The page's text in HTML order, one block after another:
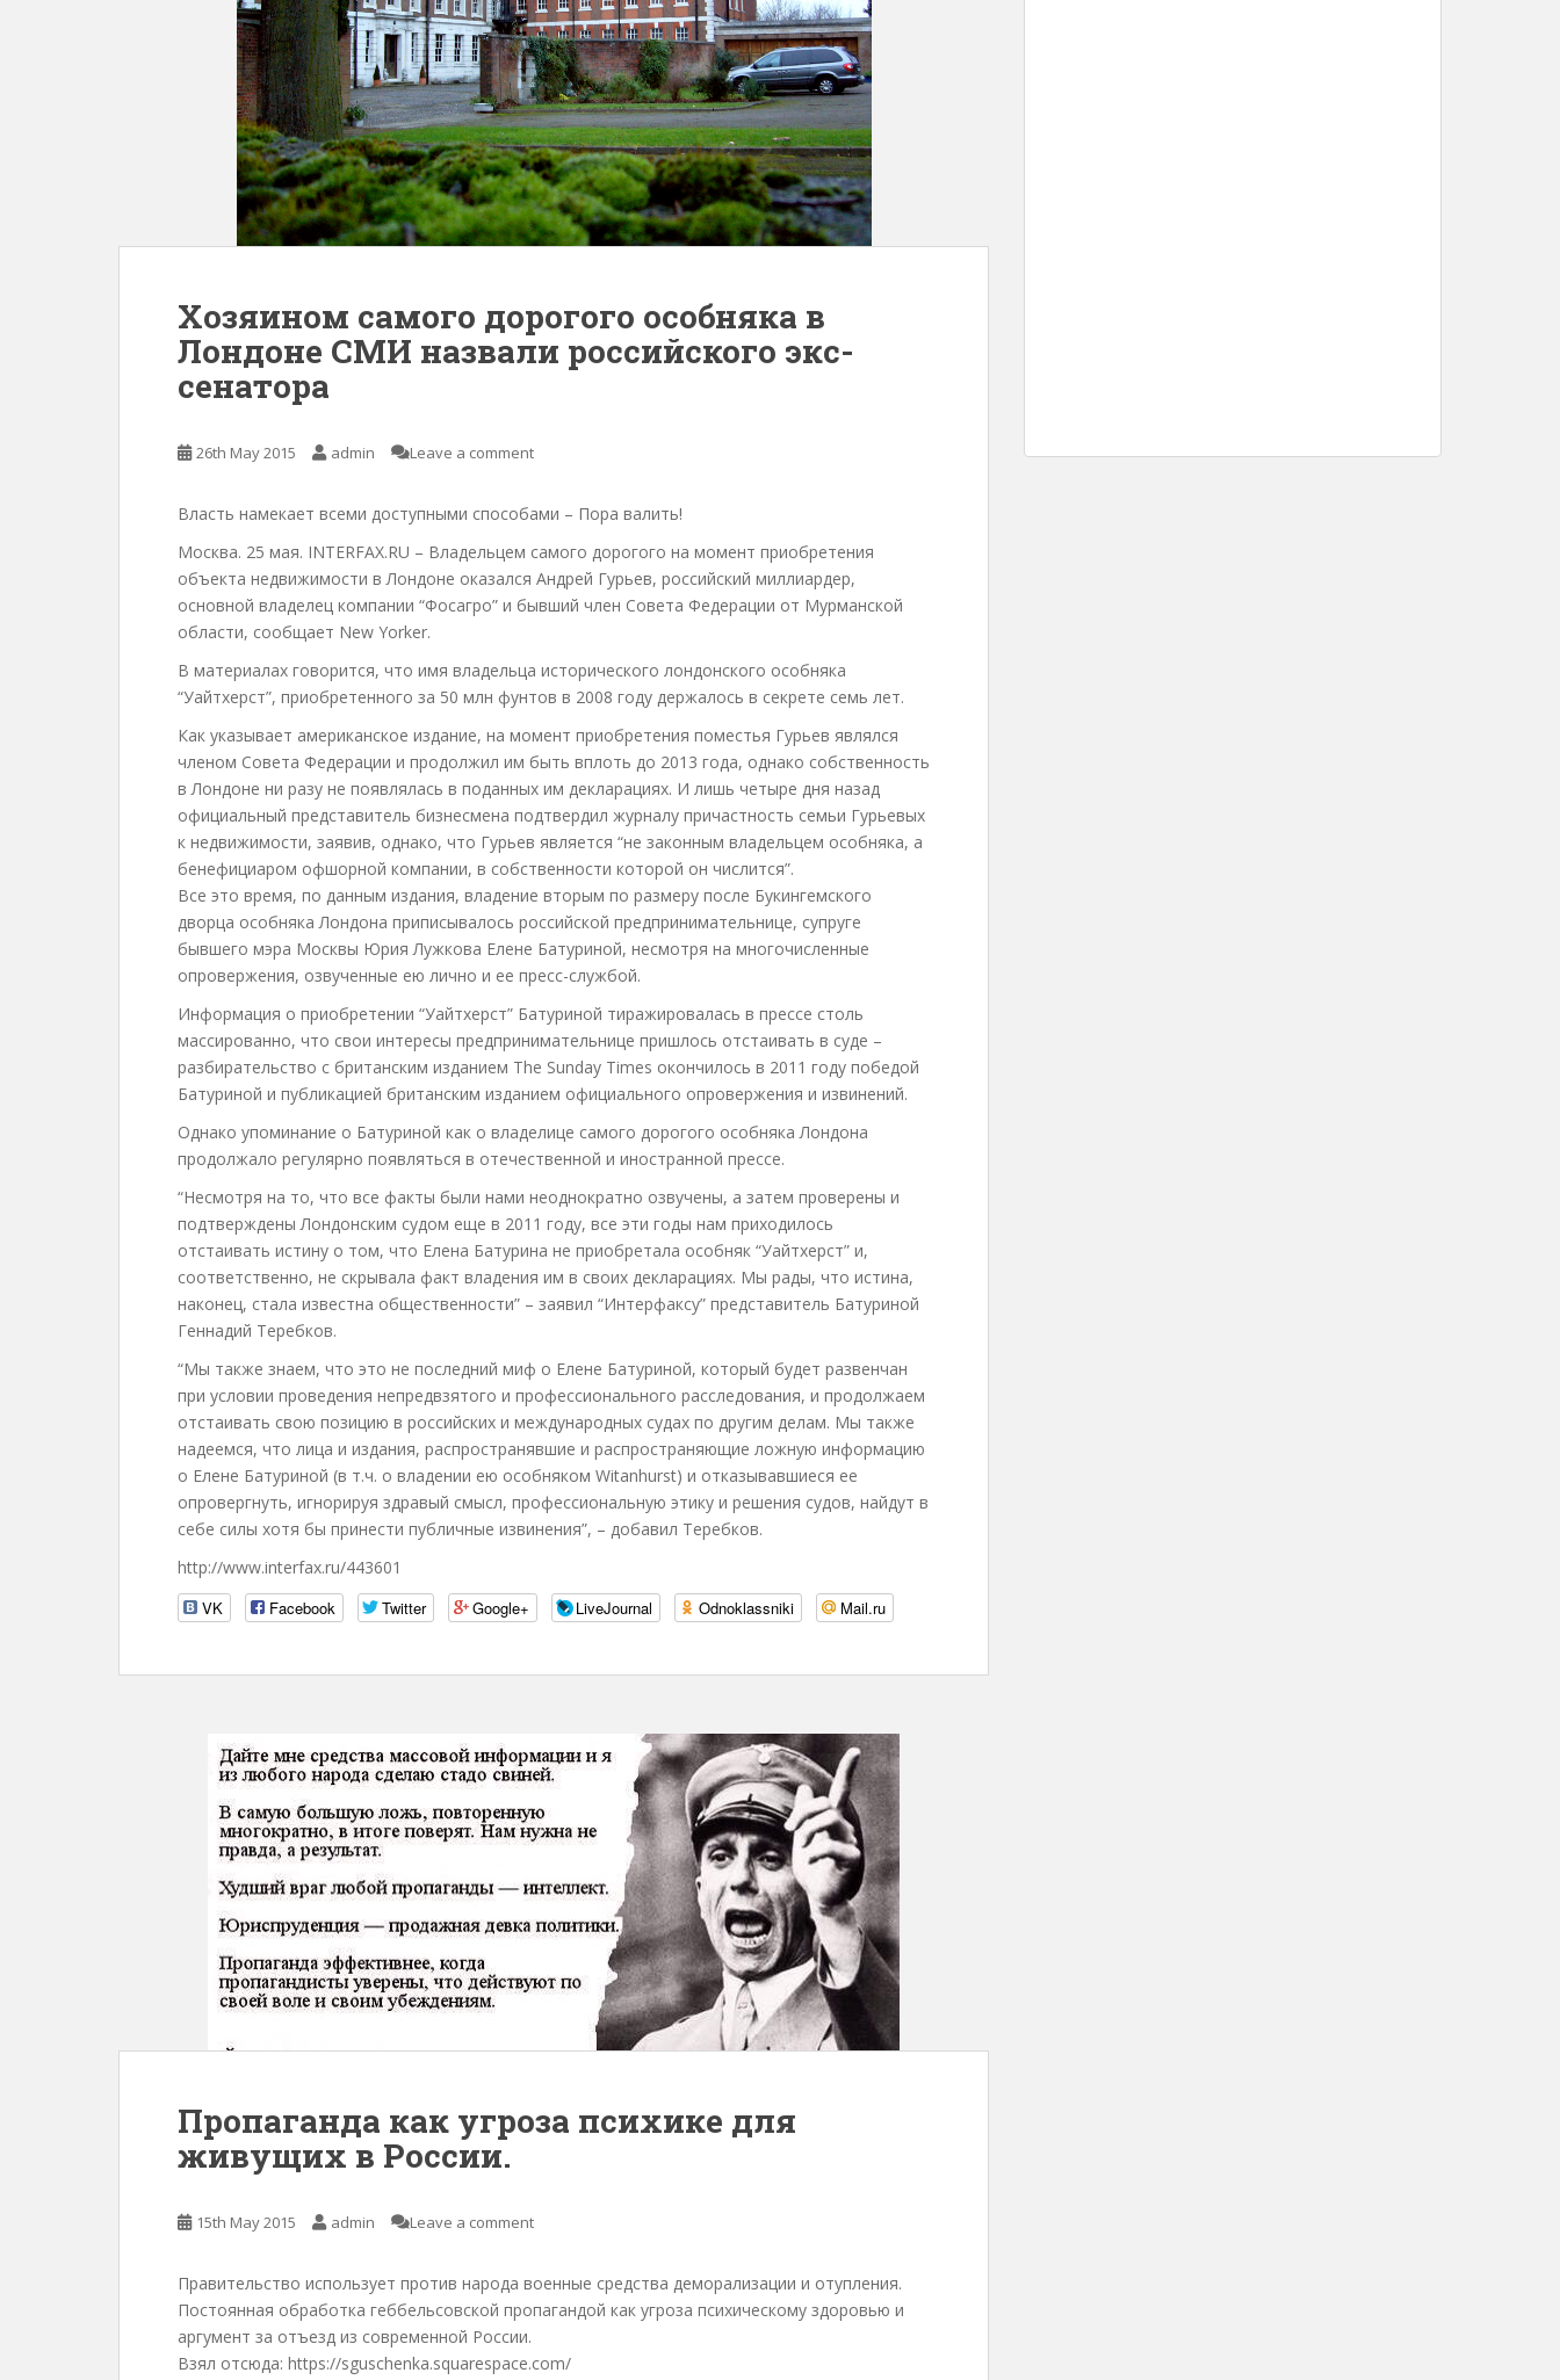
Хозяином самого дорогого особняка в
Лондоне СМИ назвали российского экс-
сенатора
26th May 2015 admin Leave a comment
Власть намекает всеми доступными способами – Пора валить!
Москва. 25 мая. INTERFAX.RU – Владельцем самого дорогого на момент приобретения
объекта недвижимости в Лондоне оказался Андрей Гурьев, российский миллиардер,
основной владелец компании “Фосагро” и бывший член Совета Федерации от Мурманской
области, сообщает New Yorker.
В материалах говорится, что имя владельца исторического лондонского особняка
“Уайтхерст”, приобретенного за 50 млн фунтов в 2008 году держалось в секрете семь лет.
Как указывает американское издание, на момент приобретения поместья Гурьев являлся
членом Совета Федерации и продолжил им быть вплоть до 2013 года, однако собственность
в Лондоне ни разу не появлялась в поданных им декларациях. И лишь четыре дня назад
официальный представитель бизнесмена подтвердил журналу причастность семьи Гурьевых
к недвижимости, заявив, однако, что Гурьев является “не законным владельцем особняка, а
бенефициаром офшорной компании, в собственности которой он числится”.
Все это время, по данным издания, владение вторым по размеру после Букингемского
дворца особняка Лондона приписывалось российской предпринимательнице, супруге
бывшего мэра Москвы Юрия Лужкова Елене Батуриной, несмотря на многочисленные
опровержения, озвученные ею лично и ее пресс-службой.
Информация о приобретении “Уайтхерст” Батуриной тиражировалась в прессе столь
массированно, что свои интересы предпринимательнице пришлось отстаивать в суде –
разбирательство с британским изданием The Sunday Times окончилось в 2011 году победой
Батуриной и публикацией британским изданием официального опровержения и извинений.
Однако упоминание о Батуриной как о владелице самого дорогого особняка Лондона
продолжало регулярно появляться в отечественной и иностранной прессе.
“Несмотря на то, что все факты были нами неоднократно озвучены, а затем проверены и
подтверждены Лондонским судом еще в 2011 году, все эти годы нам приходилось
отстаивать истину о том, что Елена Батурина не приобретала особняк “Уайтхерст” и,
соответственно, не скрывала факт владения им в своих декларациях. Мы рады, что истина,
наконец, стала известна общественности” – заявил “Интерфаксу” представитель Батуриной
Геннадий Теребков.
“Мы также знаем, что это не последний миф о Елене Батуриной, который будет развенчан
при условии проведения непредвзятого и профессионального расследования, и продолжаем
отстаивать свою позицию в российских и международных судах по другим делам. Мы также
надеемся, что лица и издания, распространявшие и распространяющие ложную информацию
о Елене Батуриной (в т.ч. о владении ею особняком Witanhurst) и отказывавшиеся ее
опровергнуть, игнорируя здравый смысл, профессиональную этику и решения судов, найдут в
себе силы хотя бы принести публичные извинения”, – добавил Теребков.
http://www.interfax.ru/443601
VK
Facebook Twitter Google+ LiveJournal Odnoklassniki Mail.ru
Пропаганда как угроза психике для
живущих в России.
15th May 2015 admin Leave a comment
Правительство использует против народа военные средства деморализации и отупления.
Постоянная обработка геббельсовской пропагандой как угроза психическому здоровью и
аргумент за отъезд из современной России.
Взял отсюда: https://sguschenka.squarespace.com/